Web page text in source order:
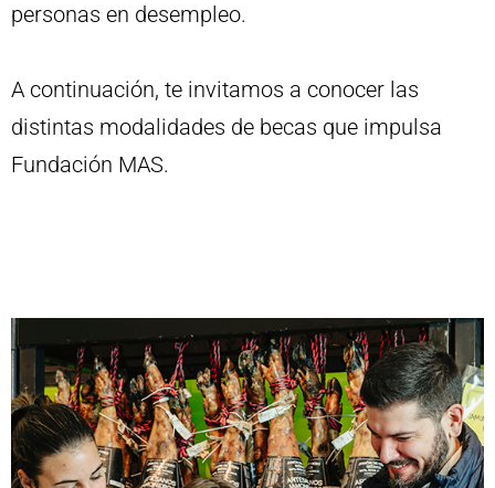
personas en desempleo.
A continuación, te invitamos a conocer las
distintas modalidades de becas que impulsa
Fundación MAS.